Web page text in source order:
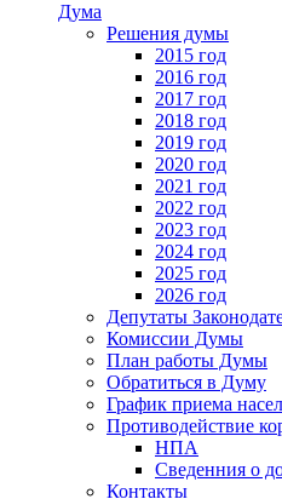
Дума
Решения думы
2015 год
2016 год
2017 год
2018 год
2019 год
2020 год
2021 год
2022 год
2023 год
2024 год
2025 год
2026 год
Депутаты
Комиссии Думы
План работы Думы
Обратиться в Думу
График приема
Противодействие
НПА
Сведенния о
Контакты